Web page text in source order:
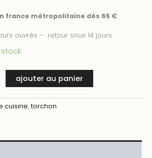
france métropolitaine dés 65 €
ouvrés – retour sous 14 jours
ajouter au panier
cuisine,torchon